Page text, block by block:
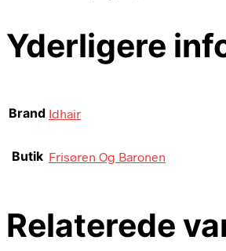
Yderligere
Brand Idhair
Butik Frisøren Og Baronen
Relaterede